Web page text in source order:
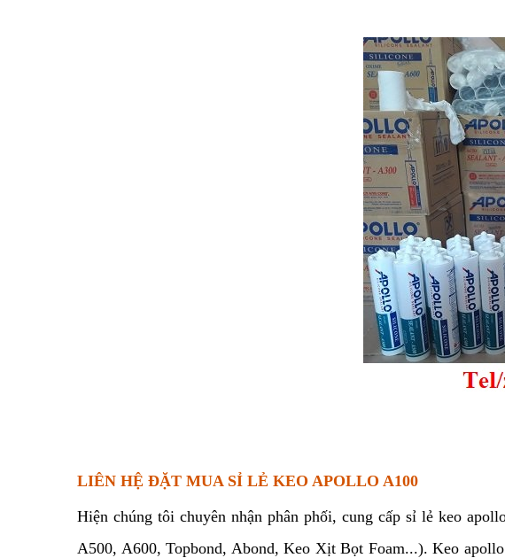
LIÊN HỆ ĐẶT MUA SỈ LẺ KEO APOLLO A100
Hiện chúng tôi chuyên nhận phân phối, cung cấp sỉ lẻ keo
A500, A600, Topbond, Abond, Keo Xịt Bọt Foam...). Keo